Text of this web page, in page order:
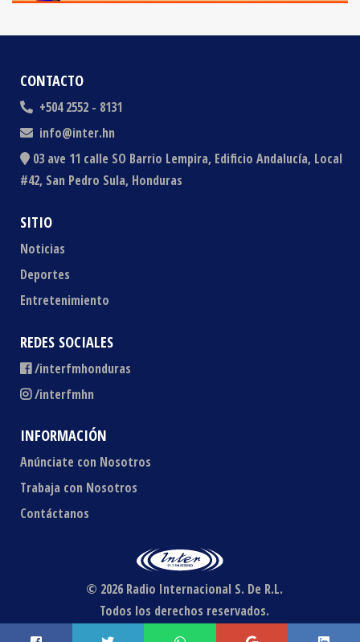
CONTACTO
+504 2552 - 8131
info@inter.hn
03 ave 11 calle SO Barrio Lempira, Edificio Andalucía, Local
#42, San Pedro Sula, Honduras
SITIO
Noticias
Deportes
Entretenimiento
REDES SOCIALES
/interfmhonduras
/interfmhn
INFORMACIÓN
Anúnciate con Nosotros
Trabaja con Nosotros
Contáctanos
© 2026 Radio Internacional S. De R.L.
Todos los derechos reservados.